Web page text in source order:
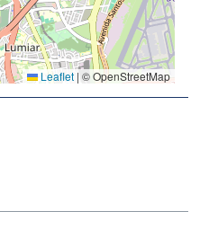
Leaflet | © OpenStreetMap